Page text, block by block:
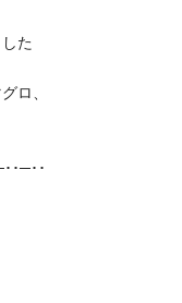
た
ロ、
･─･･